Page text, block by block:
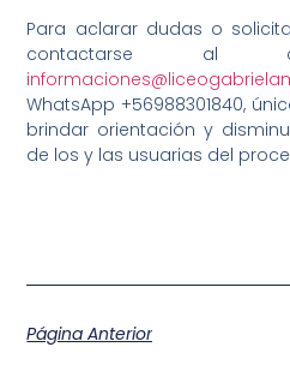
Para aclarar dudas o
contactarse al
WhatsApp +56988301840,
brindar orientación y
de los y las usuarias del
Página Anterior